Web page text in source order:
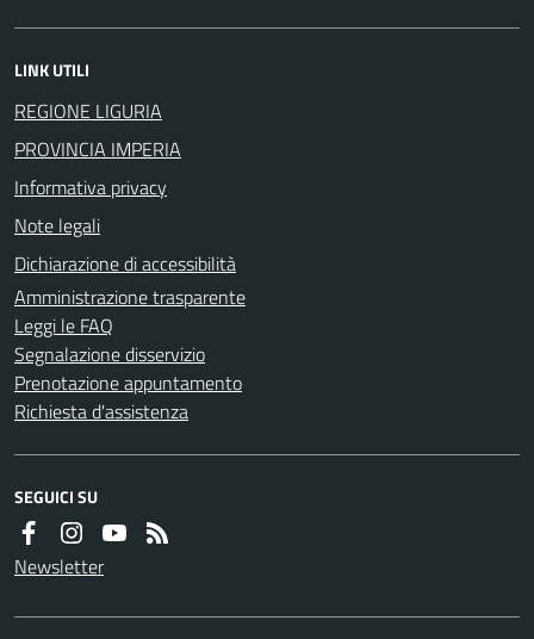
LINK UTILI
REGIONE LIGURIA
PROVINCIA IMPERIA
Informativa privacy
Note legali
Dichiarazione di accessibilità
Amministrazione trasparente
Leggi le FAQ
Segnalazione disservizio
Prenotazione appuntamento
Richiesta d'assistenza
SEGUICI SU
Newsletter